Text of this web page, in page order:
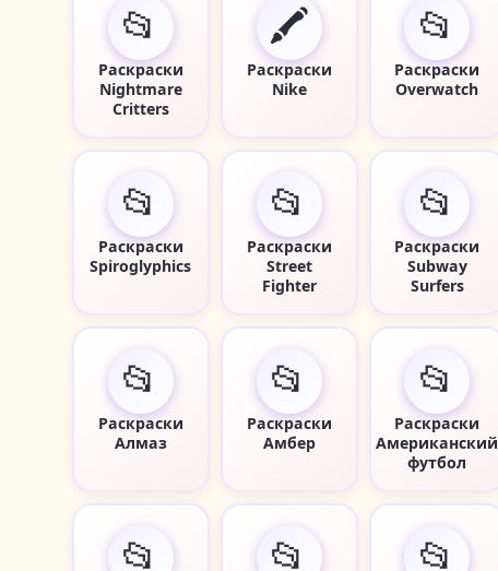
📂
Раскраски
Nightmare
Critters
🖍️
Раскраски
Nike
📂
Раскраски
Overwatch
📂
Раскраски
Spiroglyphics
📂
Раскраски
Street
Fighter
📂
Раскраски
Subway
Surfers
📂
Раскраски
Алмаз
📂
Раскраски
Амбер
📂
Раскраски
Американский
футбол
📂 📂 📂